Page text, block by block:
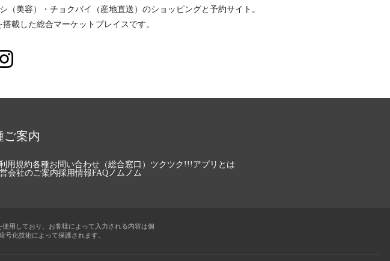
（美容） ・ チョクバイ（産地直送） のショッピングと予約サイト。
搭載した総合マーケットプレイスです。
案内
用規約各種お問い合わせ（総合窓口） ツクツク!!!アプリとは
会社のご案内採用情報FAQノムノム
用しており、お客様によって入力される内容は個
号化技術によって保護されます。